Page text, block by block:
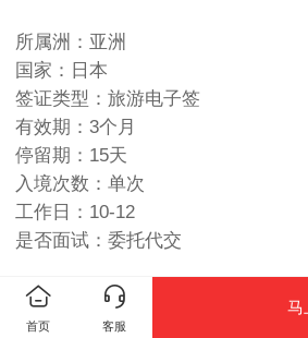
所属洲：亚洲
国家：日本
签证类型：旅游电子签
有效期： 3个月
停留期： 15天
入境次数： 单次
工作日： 10-12
是否面试： 委托代交
领区划分：长期居住及工作地为广
请人属于广州领区；北京市、天津
首页 客服
马